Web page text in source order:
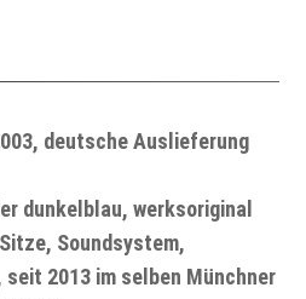
deutsche Auslieferung
dunkelblau, werksoriginal
Soundsystem,
seit 2013 im selben Münchner